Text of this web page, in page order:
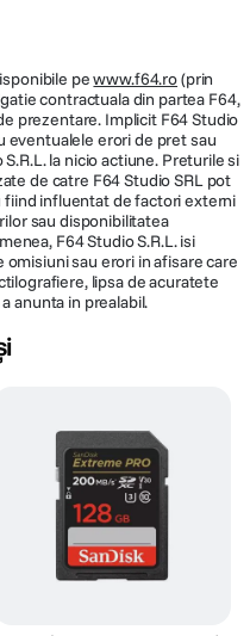
pewww.f64.ro(prin
contractuala din partea F64,
prezentare. Implicit F64 Studio
eventualele erori de pret sau
la nicio actiune. Preturile si
de catre F64 Studio SRL pot
influentat de factori externi
sau disponibilitatea
F64 Studio S.R.L. isi
sau erori in afisare care
lipsa de acuratete
anunta in prealabil.